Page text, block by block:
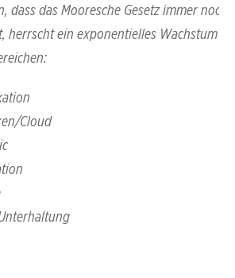
dass das Mooresche Gesetz immer noch
herrscht ein exponentielles Wachstum in
Cloud